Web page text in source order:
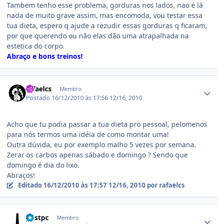
Tambem tenho esse problema, gorduras nos lados, nao é lá
nada de muito grave assim, mas encomoda, vou testar essa
tua dieta, espero q ajude a rezudir essas gorduras q ficaram,
por que querendo ou não elas dão uma atrapalhada na
estetica do corpo.
Abraço e bons treinos!
rafaelcs Membro
Postado 16/12/2010 às 17:56 12/16, 2010
Acho que tu podia passar a tua dieta pro pessoal, pelomenos
para nós termos uma idéia de como montar uma!
Outra dúvida, eu por exemplo malho 5 vezes por semana.
Zerar os carbos apenas sábado e domingo ? Sendo que
domingo é dia do lixo.
Abraços!
Editado 16/12/2010 às 17:57 12/16, 2010 por rafaelcs
gustpc Membro